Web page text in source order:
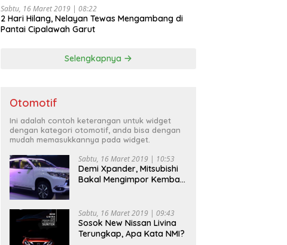
Sabtu, 16 Maret 2019 | 08:22
2 Hari Hilang, Nelayan Tewas Mengambang di
Pantai Cipalawah Garut
Selengkapnya
Otomotif
Ini adalah contoh keterangan untuk widget
dengan kategori otomotif, anda bisa dengan
mudah memasukkannya pada widget.
Sabtu, 16 Maret 2019 | 10:53
Demi Xpander, Mitsubishi
Bakal Mengimpor Kembali
Sabtu, 16 Maret 2019 | 09:43
Sosok New Nissan Livina
Terungkap, Apa Kata NMI?